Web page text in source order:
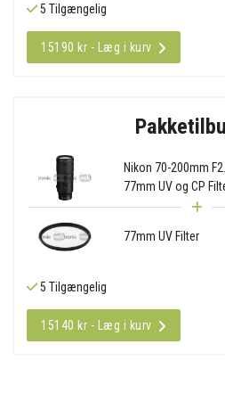
5 Tilgængelig
15190 kr - Læg i kurv
Nikon 70-200mm
77mm UV og CP
77mm UV Filter
5 Tilgængelig
15140 kr - Læg i kurv